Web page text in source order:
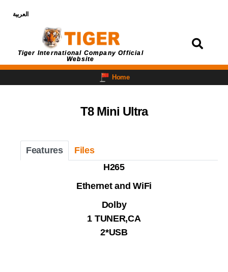
العربية
Tiger International Company Official
Website
Home
T8 Mini Ultra
Features
Files
H265
Ethernet and WiFi
Dolby
1 TUNER,CA
2*USB